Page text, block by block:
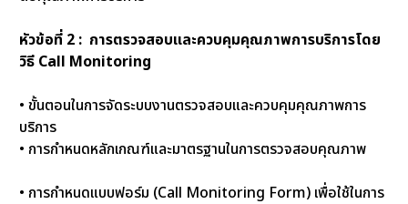
หัวข้อที่ 2 : การตรวจสอบและควบคุมคุณภาพการบริการโดย
วิธี Call Monitoring
• ขั้นตอนในการจัดระบบงานตรวจสอบและควบคุมคุณภาพการ
บริการ
• การกำหนดหลักเกณฑ์และมาตรฐานในการตรวจสอบคุณภาพ
• การกำหนดแบบฟอร์ม (Call Monitoring Form) เพื่อใช้ในการ